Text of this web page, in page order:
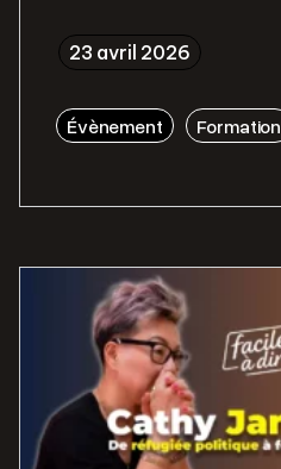
23 avril 2026
Évènement Formation